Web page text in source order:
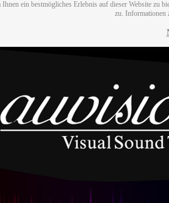
Ihnen ein bestmögliches Erlebnis auf dieser Website zu
zu. Informationen